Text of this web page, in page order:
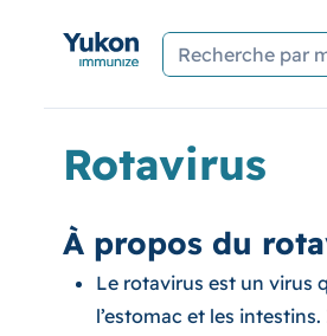
Rotavirus
À propos du
Le rotavirus est un virus
l’estomac et les intestins.